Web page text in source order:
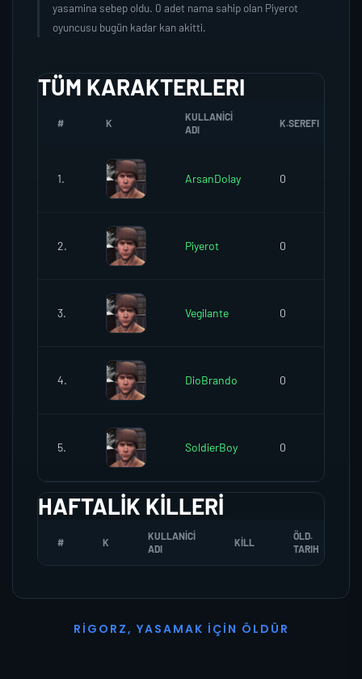
yasamina sebep oldu. 0 adet nama sahip olan Piyerot
oyuncusu bugün kadar kan akitti.
TÜM KARAKTERLERI
# K
KULLANICI
ADI
K.SEREFI
1. ArsanDolay 0
2. Piyerot 0
3. Vegilante 0
4. DioBrando 0
5. SoldierBoy 0
HAFTALIK KILLERI
# K
KULLANICI
ADI
KILL
ÖLD.
TARIH
R I G O R Z, YASAMAK İ ÇI N Ö L D Ü R